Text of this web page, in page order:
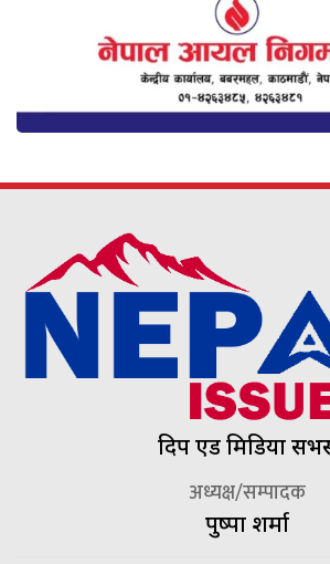
दिप एड मिडिया
अध्यक्ष/सम्पादक
पुष्पा शर्मा